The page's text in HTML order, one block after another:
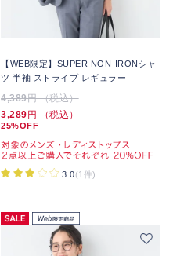
【WEB限定】SUPER NON-IRONシャ
ツ 半袖 ストライプ レギュラー
4,389円 （税込）
3,289 円 （税込）
25%OFF
3.0(1件)